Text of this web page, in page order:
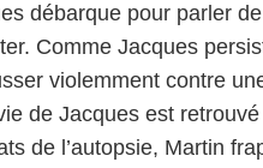
débarque pour parler
Comme Jacques
violemment contre
de Jacques est
de l’autopsie, Martin